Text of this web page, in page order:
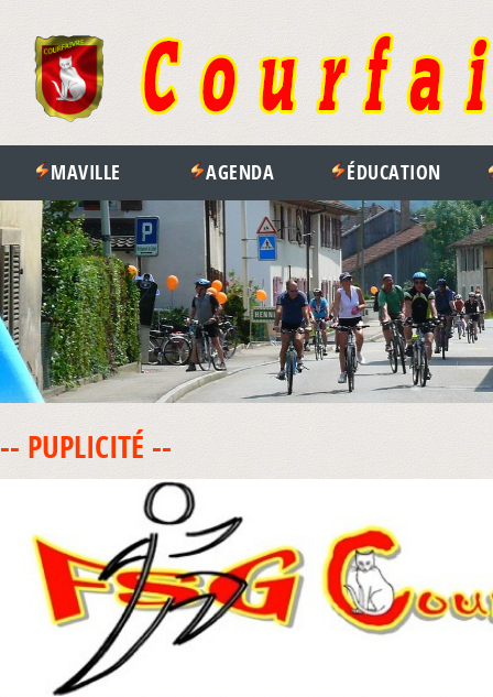
MAVILLE AGENDA ÉDUCATION
-- PUPLICITÉ --